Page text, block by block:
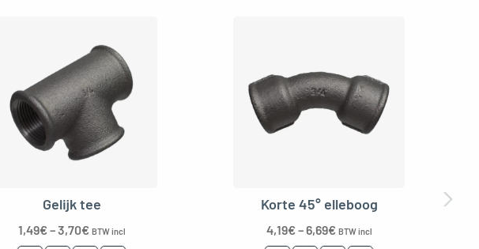
Gelijk tee
1,49€–3,70€ BTW incl
Korte 45° elleboog
4,19€–6,69€ BTW incl